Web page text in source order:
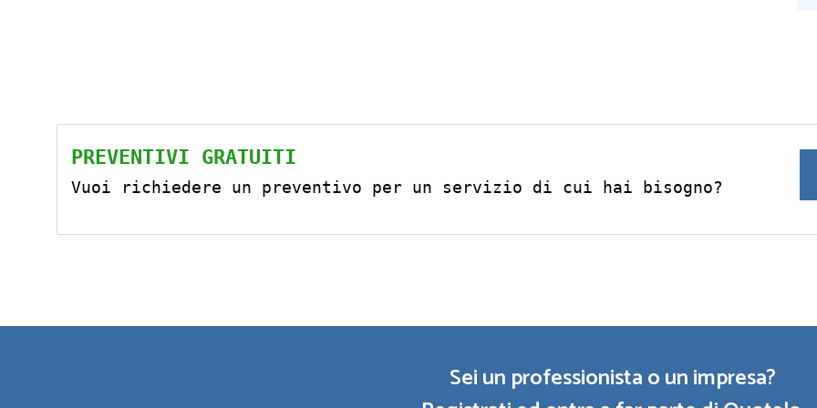
PREVENTIVI GRATUITI
Vuoi richiedere un preventivo per un servizio di cui hai bisogno?
Sei un professionista o un impresa?